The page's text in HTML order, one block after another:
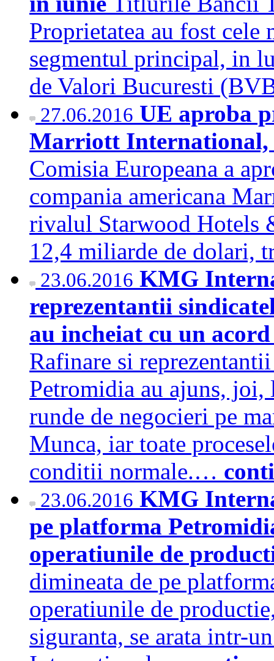
Proprietatea au fost cele
segmentul principal, in
de Valori Bucuresti
27.06.2016 UE aproba
Marriott International,
Comisia Europeana a
compania americana
rivalul Starwood Hotels
12,4 miliarde de dolari,
23.06.2016 KMG
reprezentantii
au incheiat cu un
Rafinare si
Petromidia au ajuns, joi,
runde de negocieri pe
Munca, iar toate
conditii normale.…
23.06.2016 KMG
pe platforma
operatiunile de
dimineata de pe
operatiunile de
siguranta, se arata intr-